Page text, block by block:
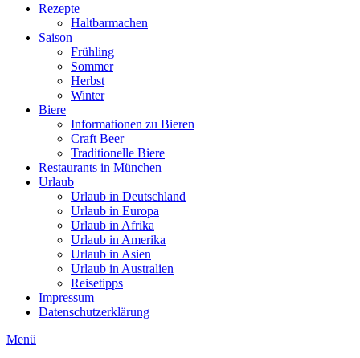
Rezepte
Haltbarmachen
Saison
Frühling
Sommer
Herbst
Winter
Biere
Informationen zu Bieren
Craft Beer
Traditionelle Biere
Restaurants in München
Urlaub
Urlaub in Deutschland
Urlaub in Europa
Urlaub in Afrika
Urlaub in Amerika
Urlaub in Asien
Urlaub in Australien
Reisetipps
Impressum
Datenschutzerklärung
Menü